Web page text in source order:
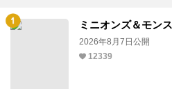
ミニオンズ＆モン
2026年8月7日公開
12339